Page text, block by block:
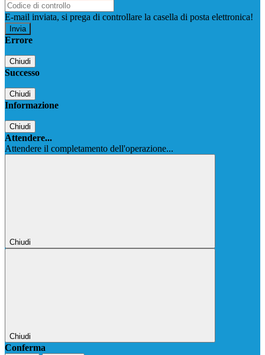
E-mail inviata, si prega di controllare la casella di posta elettronica!
Errore
Chiudi
Successo
Chiudi
Informazione
Chiudi
Attendere...
Attendere il completamento dell'operazione...
Chiudi
Chiudi
Conferma